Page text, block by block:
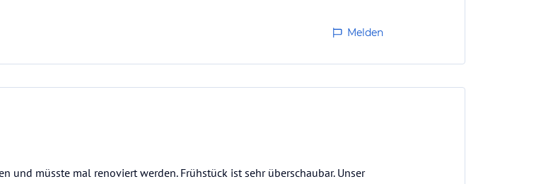
Melden
und müsste mal renoviert werden. Frühstück ist sehr überschaubar. Unser